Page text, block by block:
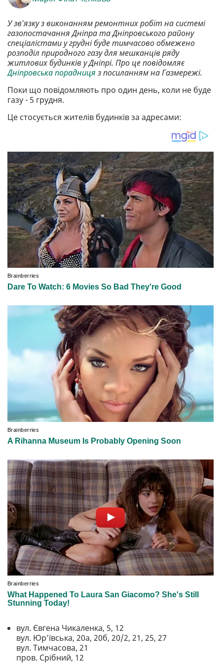
У зв'язку з виконанням ремонтних робіт на системі
газопостачання Дніпра та Дніпровського району
спеціалістами у грудні буде тимчасово обмежено
розподіл природного газу для мешканців ряду
житлових будинків у Дніпрі. Про це повідомляє
Дніпровська порадниця з посиланням на Газмережі.
Поки що повідомляють про один день, коли не буде
газу - 5 грудня.
Це стосується жителів будинків за адресами:
вул. Євгена Чикаленка, 5, 12
вул. Юр’ївська, 20а, 20б, 20/2, 21, 25, 27
вул. Тимчасова, 21
пров. Срібний, 12